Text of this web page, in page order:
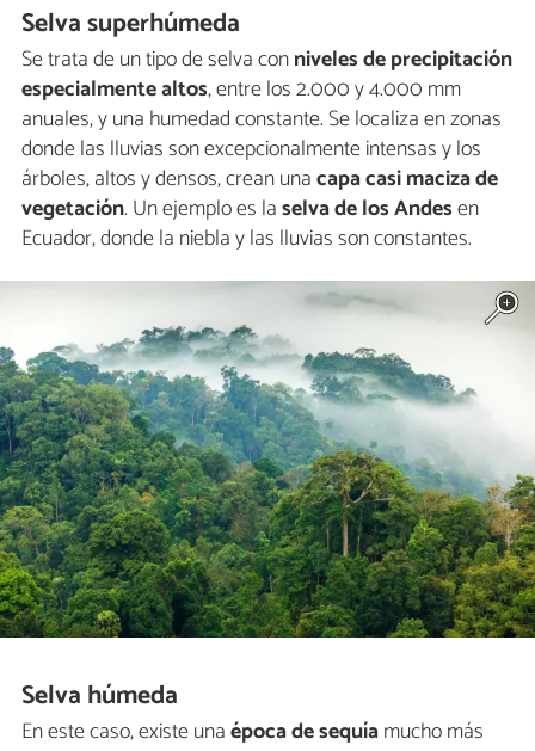
Selva superhúmeda
Se trata de un tipo de selva conniveles de precipitación
especialmente altos, entre los 2.000 y 4.000 mm
anuales, y una humedad constante. Se localiza en zonas
donde las lluvias son excepcionalmente intensas y los
árboles, altos y densos, crean unacapa casi maciza de
vegetación. Un ejemplo es laselva de los Andesen
Ecuador, donde la niebla y las lluvias son constantes.
Selva húmeda
En este caso, existe unaépoca de sequíamucho más